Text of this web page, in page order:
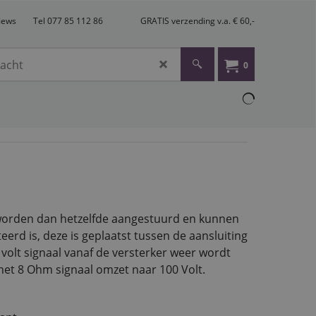
Tel 077 85 112 86 GRATIS verzending v.a. € 60,-
0
dan hetzelfde aangestuurd en kunnen
is, deze is geplaatst tussen de aansluiting
signaal vanaf de versterker weer wordt
8 Ohm signaal omzet naar 100 Volt.